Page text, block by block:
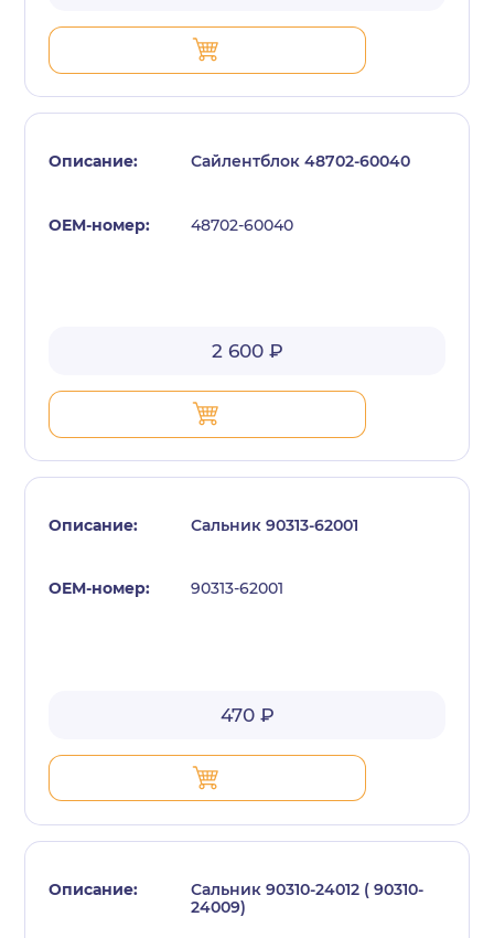
Сайлентблок 48702-60040
48702-60040
2 600 ₽
Сальник 90313-62001
90313-62001
470 ₽
Сальник 90310-24012 ( 90310-
24009)